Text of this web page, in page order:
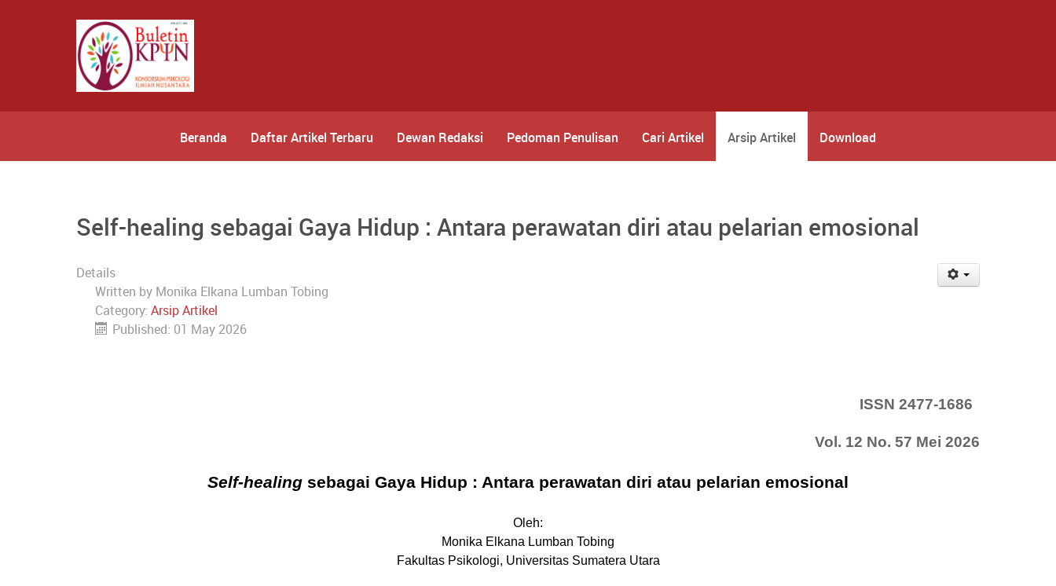
Beranda Daftar Artikel Terbaru Dewan Redaksi Pedoman Penulisan Cari Artikel Arsip Artikel Download
Self-healing sebagai Gaya Hidup : Antara perawatan diri atau pelarian emosional
Details
Written by Monika Elkana Lumban Tobing
Category: Arsip Artikel
Published: 01 May 2026
ISSN 2477-1686
Vol. 12 No. 57 Mei 2026
Self-healing sebagai Gaya Hidup : Antara perawatan diri atau pelarian emosional
Oleh:
Monika Elkana Lumban Tobing
Fakultas Psikologi, Universitas Sumatera Utara